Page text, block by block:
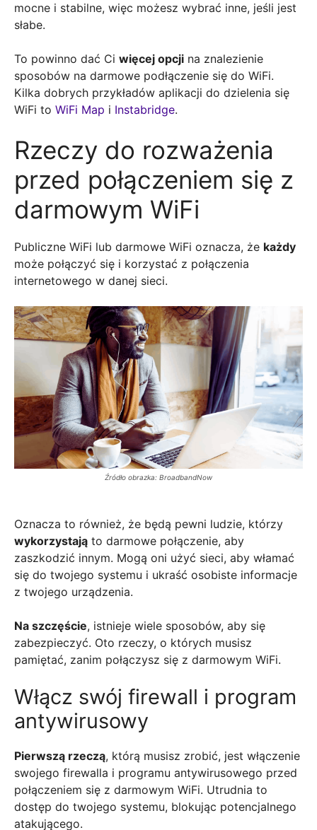
mocne i stabilne, więc możesz wybrać inne, jeśli jest
słabe.
To powinno dać Ci więcej opcji na znalezienie
sposobów na darmowe podłączenie się do WiFi.
Kilka dobrych przykładów aplikacji do dzielenia się
WiFi to WiFi Map i Instabridge.
Rzeczy do rozważenia
przed połączeniem się z
darmowym WiFi
Publiczne WiFi lub darmowe WiFi oznacza, że każdy
może połączyć się i korzystać z połączenia
internetowego w danej sieci.
Źródło obrazka: BroadbandNow
Oznacza to również, że będą pewni ludzie, którzy
wykorzystają to darmowe połączenie, aby
zaszkodzić innym. Mogą oni użyć sieci, aby włamać
się do twojego systemu i ukraść osobiste informacje
z twojego urządzenia.
Na szczęście, istnieje wiele sposobów, aby się
zabezpieczyć. Oto rzeczy, o których musisz
pamiętać, zanim połączysz się z darmowym WiFi.
Włącz swój firewall i program
antywirusowy
Pierwszą rzeczą, którą musisz zrobić, jest włączenie
swojego firewalla i programu antywirusowego przed
połączeniem się z darmowym WiFi. Utrudnia to
dostęp do twojego systemu, blokując potencjalnego
atakującego.